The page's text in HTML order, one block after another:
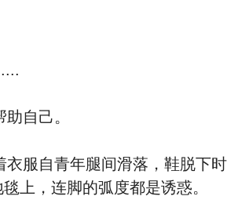
自己。
服自青年腿间滑落，鞋脱下时
上，连脚的弧度都是诱惑。